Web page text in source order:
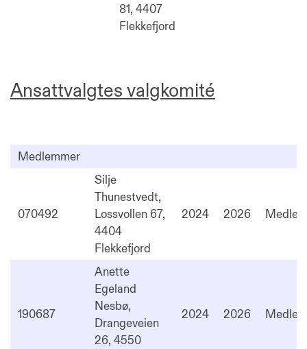
81, 4407
Flekkefjord
Ansattvalgtes valgkomité
Medlemmer
070492
Silje
Thunestvedt,
Lossvollen 67,
4404
Flekkefjord
2024 2026 Medlem
190687
Anette
Egeland
Nesbø,
Drangeveien
26, 4550
2024 2026 Medlem